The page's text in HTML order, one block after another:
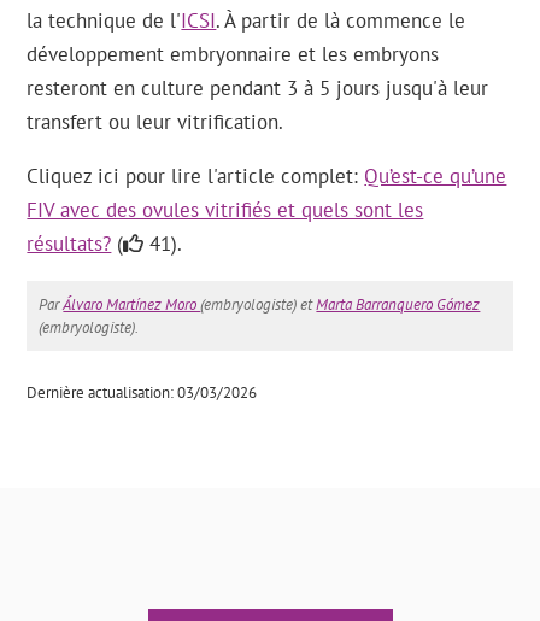
la technique de l'ICSI. À partir de là commence le
développement embryonnaire et les embryons
resteront en culture pendant 3 à 5 jours jusqu'à leur
transfert ou leur vitrification.
Cliquez ici pour lire l'article complet: Qu’est-ce qu’une
FIV avec des ovules vitrifiés et quels sont les
résultats? ( 41).
ParÁlvaro Martínez Moro(embryologiste) etMarta Barranquero Gómez
(embryologiste).
Dernière actualisation: 03/03/2026